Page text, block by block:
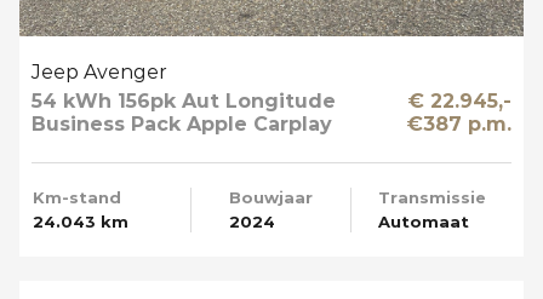
Jeep Avenger
54 kWh 156pk Aut Longitude
Business Pack Apple Carplay
€ 22.945,-
€387 p.m.
Km-stand
24.043 km
Bouwjaar
2024
Transmissie
Automaat